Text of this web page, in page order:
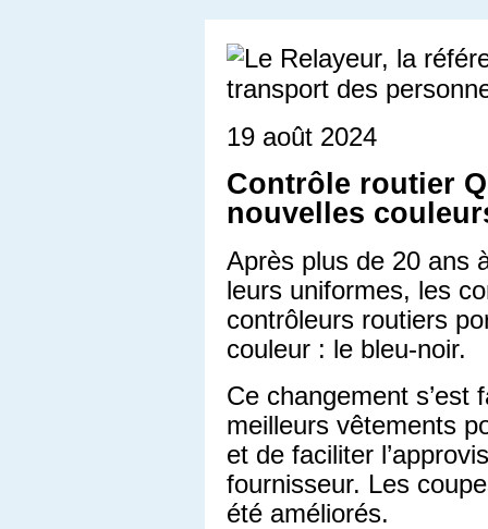
19 août 2024
Contrôle routier
nouvelles
Après plus de 20 ans
leurs uniformes, les
contrôleurs routiers
couleur : le bleu-noir.
Ce changement s’est
meilleurs vêtements
et de faciliter
fournisseur. Les
été améliorés.